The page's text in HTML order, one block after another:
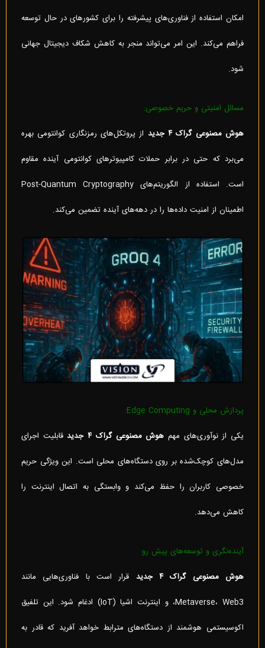
امکان استفاده از فناوری‌های پیشرفته را برای کشورهای در حال توسعه
فراهم می‌کند. این امر می‌تواند منجر به کاهش شکاف دیجیتال جهانی
شود.
مسائل امنیتی و حریم خصوصی:
هوش مصنوعی گراک ۴ جدید
از پروتکل‌های رمزنگاری کوانتومی بهره
می‌برد که حتی در برابر حملات کامپیوترهای کوانتومی آینده مقاوم
است. استفاده از الگوریتم‌های Post-Quantum Cryptography
اطمینان از امنیت داده‌ها را در دهه‌های آینده تضمین می‌کند.
پردازش محلی و Edge Computing:
یکی از نوآوری‌های مهم هوش مصنوعی گراک ۴ جدید
قابلیت اجرای
مدل‌های کوچک‌شده بر روی دستگاه‌های محلی است. این ویژگی حریم
خصوصی کاربران را حفظ می‌کند و وابستگی به اتصال اینترنت را
کاهش می‌دهد.
آینده‌نگری و توسعه‌های پیش رو:
هوش مصنوعی گراک ۴ جدید
قرار است با فناوری‌هایی مانند
Metaverse، Web3، و اینترنت اشیا (IoT) ادغام شود. این تلفیق
اکوسیستمی هوشمند از دستگاه‌های مترابط خواهد آفرید که قادر به